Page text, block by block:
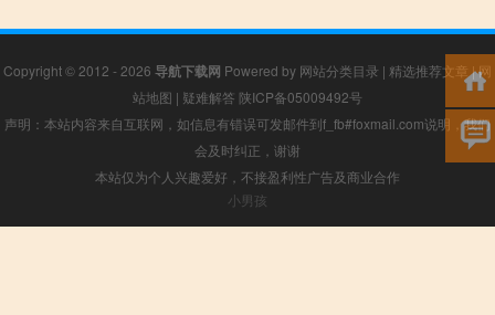
Copyright © 2012 - 2026 导航下载网 Powered by 网站分类目录 | 精选推荐文章 |网
站地图 | 疑难解答 陕ICP备05009492号
声明：本站内容来自互联网，如信息有错误可发邮件到f_fb#foxmail.com说明，我们
会及时纠正，谢谢
本站仅为个人兴趣爱好，不接盈利性广告及商业合作
小男孩